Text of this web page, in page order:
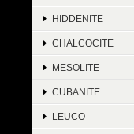
HIDDENITE
CHALCOCITE
MESOLITE
CUBANITE
LEUCO